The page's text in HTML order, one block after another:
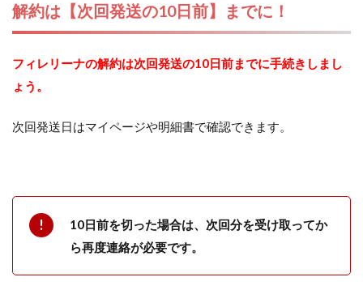
解約は【次回発送の10日前】までに！
フィレリーナの解約は次回発送の10日前までに手続きしまし
ょう。
次回発送日はマイページや明細書で確認できます。
10日前を切った場合は、次回分を受け取ってか
ら再度連絡が必要です。